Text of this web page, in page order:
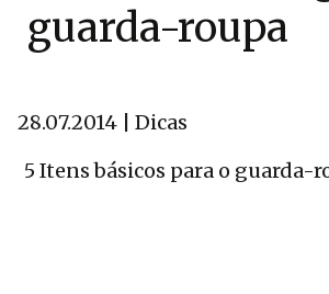
guarda-roupa
28.07.2014 | Dicas
5 Itens básicos para o guarda-